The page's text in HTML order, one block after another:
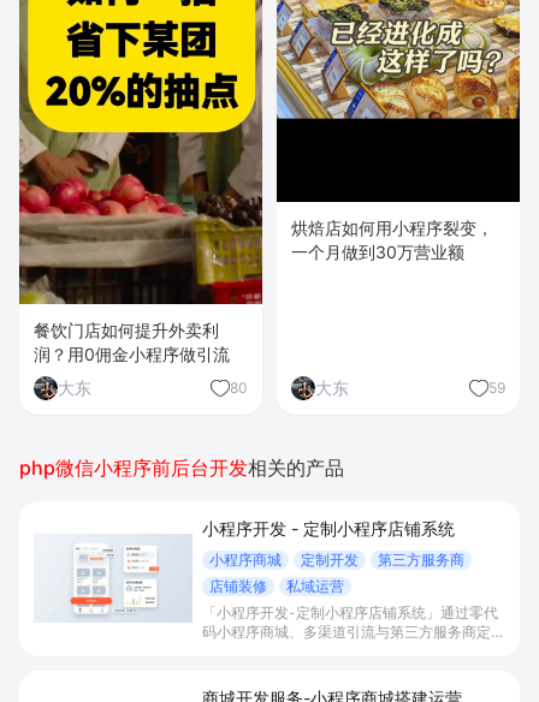
餐饮门店如何提升外卖利
润？用0佣金小程序做引流
大东
80
烘焙店如何用小程序裂变，
一个月做到30万营业额
大东 59
php微信小程序前后台开发相关的产品
小程序开发 - 定制小程序店铺系统
小程序商城 定制开发
第三方服务商
店铺装修
私域运营
「小程序开发-定制小程序店铺系统」通过零代
码小程序商城、多渠道引流与第三方服务商定制
私域运营场景，提升获客与复购，实现线上生意
商城开发服务-小程序商城搭建运营